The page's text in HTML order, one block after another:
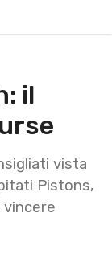
il
vista
Pistons,
vincere